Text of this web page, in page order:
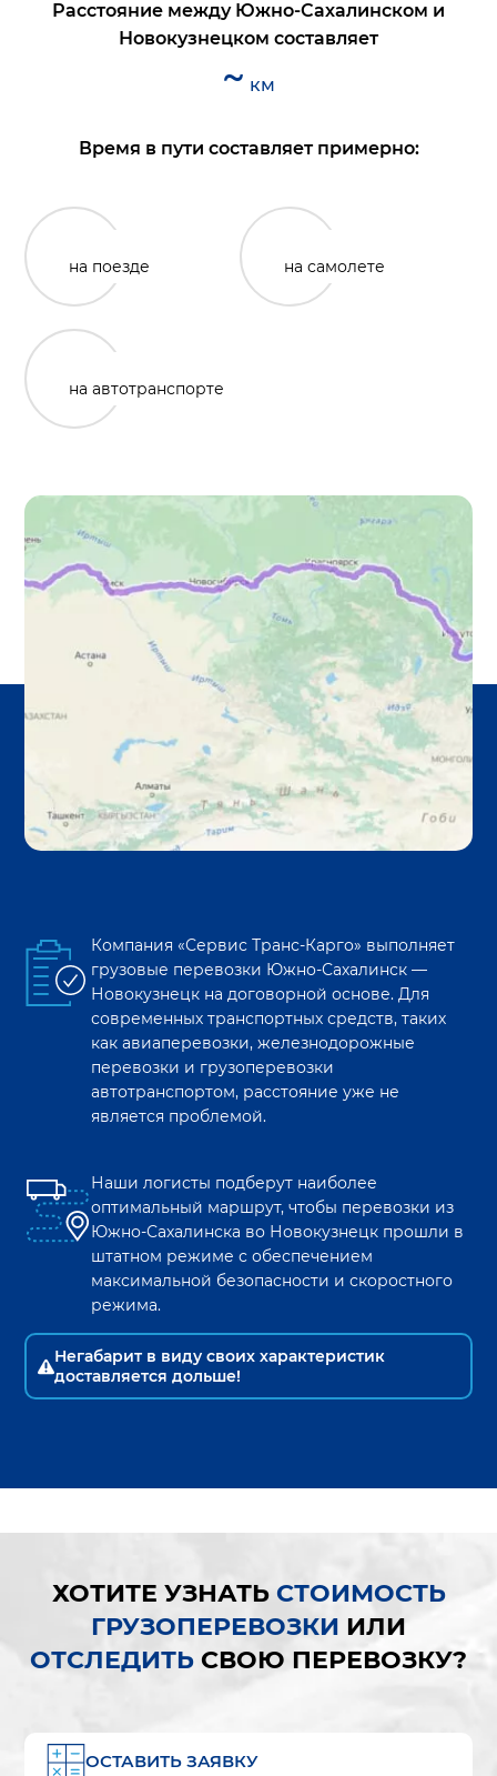
Расстояние между Южно-Сахалинском и
Новокузнецком составляет
~ км
Время в пути составляет примерно:
на поезде на самолете
на автотранспорте
Компания «Сервис Транс-Карго» выполняет
грузовые перевозки Южно-Сахалинск —
Новокузнецк на договорной основе. Для
современных транспортных средств, таких
как авиаперевозки, железнодорожные
перевозки и грузоперевозки
автотранспортом, расстояние уже не
является проблемой.
Наши логисты подберут наиболее
оптимальный маршрут, чтобы перевозки из
Южно-Сахалинска во Новокузнецк прошли в
штатном режиме с обеспечением
максимальной безопасности и скоростного
режима.
Негабарит в виду своих характеристик
доставляется дольше!
ХОТИТЕ УЗНАТЬ СТОИМОСТЬ
ГРУЗОПЕРЕВОЗКИ ИЛИ
ОТСЛЕДИТЬ СВОЮ ПЕРЕВОЗКУ?
ОСТАВИТЬ ЗАЯВКУ